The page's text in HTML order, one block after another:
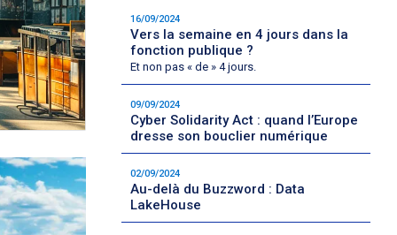
16/09/2024
Vers la semaine en 4 jours dans la
fonction publique ?
Et non pas « de » 4 jours.
09/09/2024
Cyber Solidarity Act : quand l’Europe
dresse son bouclier numérique
02/09/2024
Au-delà du Buzzword : Data
LakeHouse